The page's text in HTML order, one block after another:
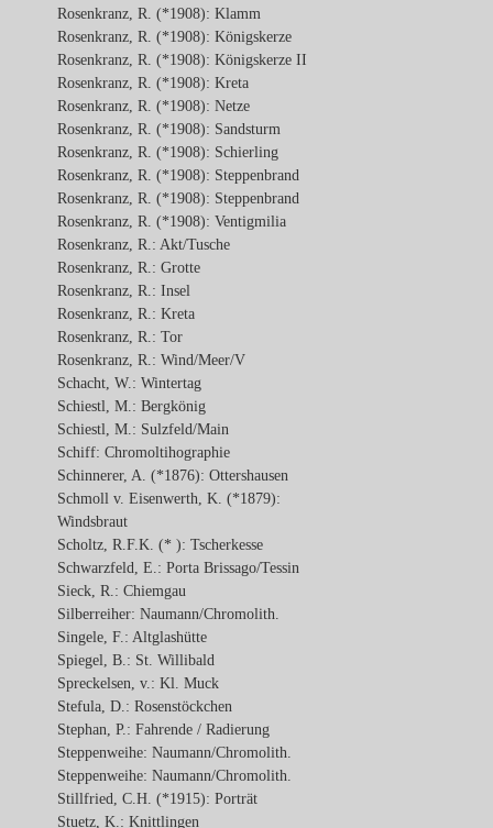
Rosenkranz, R. (*1908): Klamm
Rosenkranz, R. (*1908): Königskerze
Rosenkranz, R. (*1908): Königskerze II
Rosenkranz, R. (*1908): Kreta
Rosenkranz, R. (*1908): Netze
Rosenkranz, R. (*1908): Sandsturm
Rosenkranz, R. (*1908): Schierling
Rosenkranz, R. (*1908): Steppenbrand
Rosenkranz, R. (*1908): Steppenbrand
Rosenkranz, R. (*1908): Ventigmilia
Rosenkranz, R.: Akt/Tusche
Rosenkranz, R.: Grotte
Rosenkranz, R.: Insel
Rosenkranz, R.: Kreta
Rosenkranz, R.: Tor
Rosenkranz, R.: Wind/Meer/V
Schacht, W.: Wintertag
Schiestl, M.: Bergkönig
Schiestl, M.: Sulzfeld/Main
Schiff: Chromoltihographie
Schinnerer, A. (*1876): Ottershausen
Schmoll v. Eisenwerth, K. (*1879):
Windsbraut
Scholtz, R.F.K. (* ): Tscherkesse
Schwarzfeld, E.: Porta Brissago/Tessin
Sieck, R.: Chiemgau
Silberreiher: Naumann/Chromolith.
Singele, F.: Altglashütte
Spiegel, B.: St. Willibald
Spreckelsen, v.: Kl. Muck
Stefula, D.: Rosenstöckchen
Stephan, P.: Fahrende / Radierung
Steppenweihe: Naumann/Chromolith.
Steppenweihe: Naumann/Chromolith.
Stillfried, C.H. (*1915): Porträt
Stuetz, K.: Knittlingen